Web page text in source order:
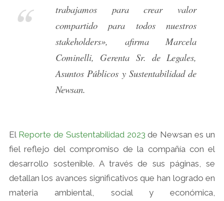
trabajamos para crear valor
compartido para todos nuestros
stakeholders», afirma Marcela
Cominelli, Gerenta Sr. de Legales,
Asuntos Públicos y Sustentabilidad de
Newsan.
El Reporte de Sustentabilidad 2023 de Newsan es un
fiel reflejo del compromiso de la compañía con el
desarrollo sostenible. A través de sus páginas, se
detallan los avances significativos que han logrado en
materia ambiental, social y económica,